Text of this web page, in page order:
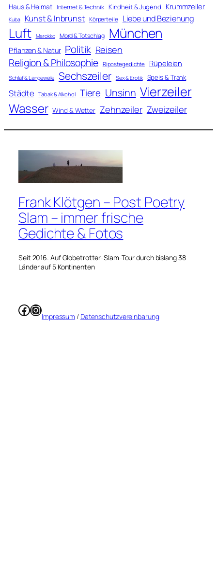
Haus & Heimat Internet & Technik Kindheit & Jugend Krummzeiler
Kuba Kunst & Inbrunst Körperteile Liebe und Beziehung
Luft Marokko Mord & Totschlag München
Pflanzen & Natur Politik Reisen
Religion & Philosophie Ripostegedichte Rüpeleien
Schlaf & Langeweile Sechszeiler Sex & Erotik Speis & Trank
Städte Tabak & Alkohol Tiere Unsinn Vierzeiler
Wasser Wind & Wetter Zehnzeiler Zweizeiler
Frank Klötgen – Post Poetry
Slam – immer frische
Gedichte & Fotos
Seit 2016. Auf Globetrotter-Slam-Tour durch bislang 38
Länder auf 5 Kontinenten
Facebook
Instagram
Impressum / Datenschutzvereinbarung